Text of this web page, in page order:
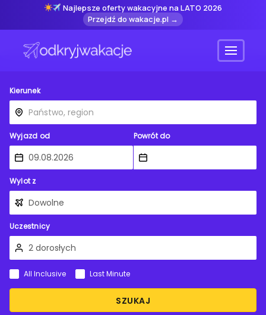
Najlepsze oferty wakacyjne na LATO 2026
Przejdź do wakacje.pl →
Menu
Kierunek
Wyjazd od Powrót do
Wylot z
Uczestnicy
SZUKAJ
All Inclusive Last Minute